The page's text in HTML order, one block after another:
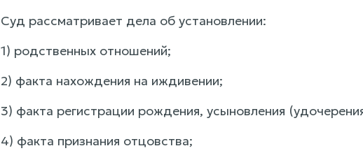
Суд рассматривает дела об установлении:
1) родственных отношений;
2) факта нахождения на иждивении;
3) факта регистрации рождения, усыновления
4) факта признания отцовства;